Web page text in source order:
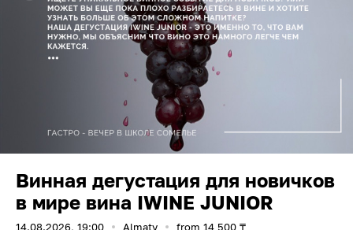
Винная дегустация для новичков
в мире вина IWINE JUNIOR
14.08.2026, 19:00 Almaty from 14 500 ₸